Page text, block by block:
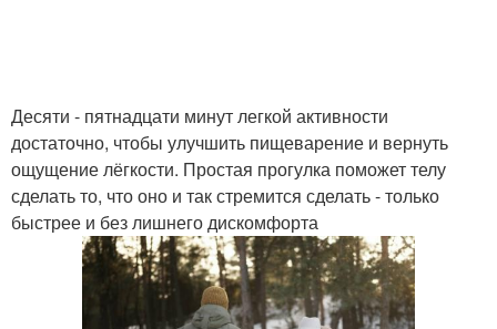
Десяти - пятнадцати минут легкой активности
достаточно, чтобы улучшить пищеварение и вернуть
ощущение лёгкости. Простая прогулка поможет телу
сделать то, что оно и так стремится сделать - только
быстрее и без лишнего дискомфорта